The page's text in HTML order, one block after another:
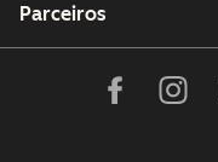
Parceiros